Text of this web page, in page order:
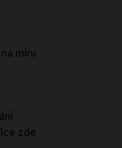
míru
zde